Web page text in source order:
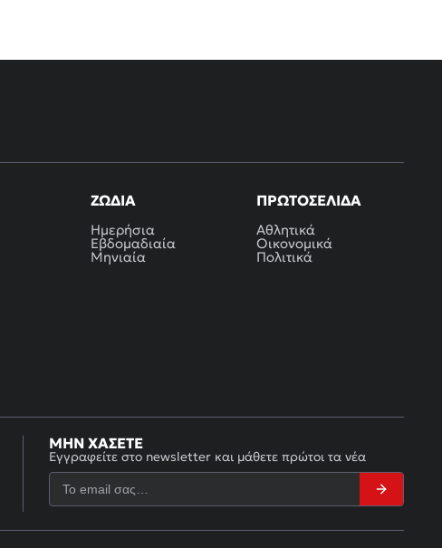
ΖΏΔΙΑ
Ημερήσια
Εβδομαδιαία
Μηνιαία
ΠΡΩΤΟΣΈΛΙΔΑ
Αθλητικά
Οικονομικά
Πολιτικά
ΜΗΝ ΧΆΣΕΤΕ
Εγγραφείτε στο newsletter και μάθετε πρώτοι τα νέα